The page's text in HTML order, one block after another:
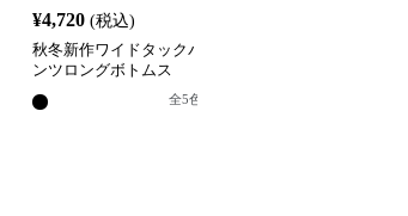
¥4,720 (税込)
秋冬新作ワイドタックパ
ンツロングボトムス
全5色